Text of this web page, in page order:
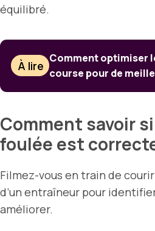
équilibré.
À lire
Comment optimiser
course pour de
Comment savoir
foulée est
Filmez-vous en train de courir
d’un entraîneur pour
améliorer.